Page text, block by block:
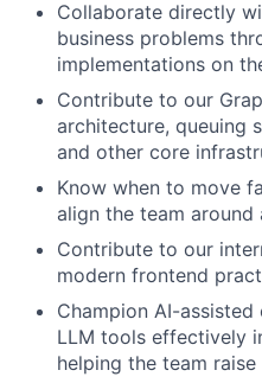
Collaborate directly
business problems
implementations on
Contribute to our
architecture, queuing
and other core
Know when to move
align the team
Contribute to our
modern frontend
Champion AI-
LLM tools effectively
helping the team